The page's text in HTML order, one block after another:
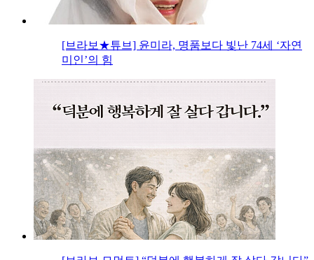
[브라보★튜브] 윤미라, 명품보다 빛난 74세 ‘자연
미인’의 힘